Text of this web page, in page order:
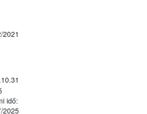
2021
idő:
2025